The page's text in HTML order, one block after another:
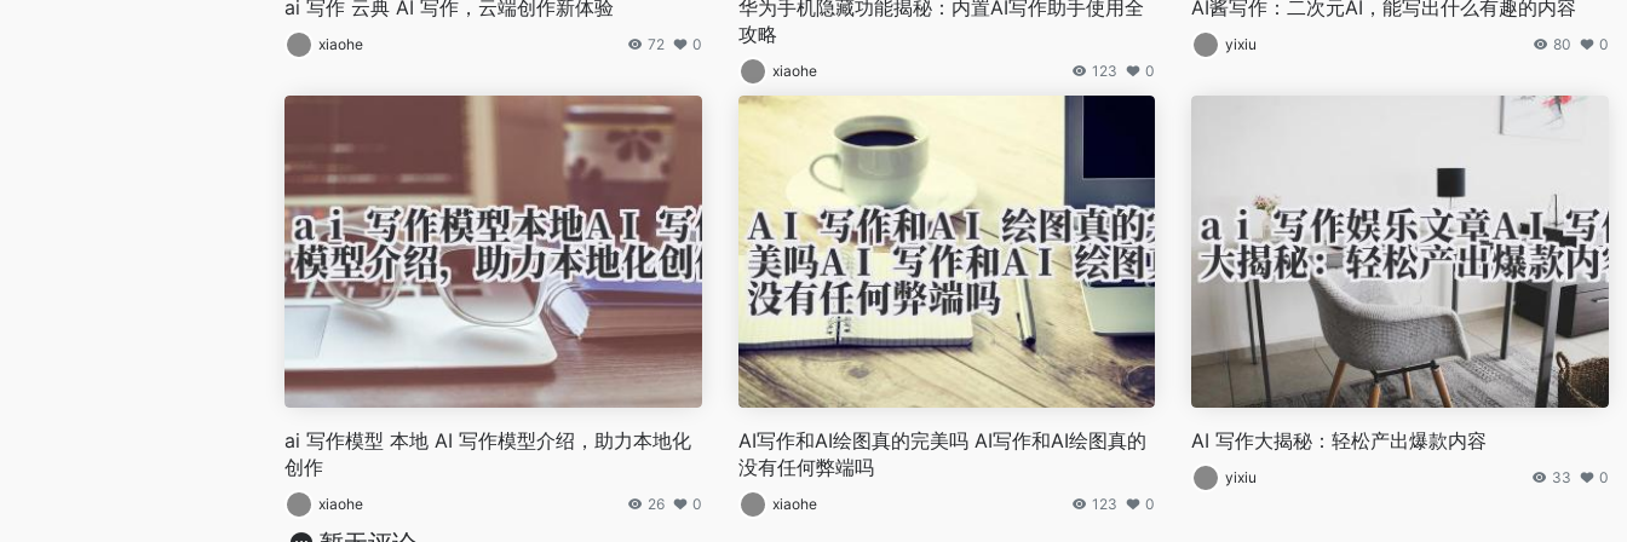
ai 写作 云典 AI 写作，云端创作新体验
xiaohe 72 0
华为手机隐藏功能揭秘：内置AI写作助手使用全
攻略
xiaohe 123 0
AI酱写作：二次元AI，能写出什么有趣的内容
yixiu 80 0
ai 写作模型 本地 AI 写作模型介绍，助力本地化
创作
xiaohe 26 0
AI写作和AI绘图真的完美吗 AI写作和AI绘图真的
没有任何弊端吗
xiaohe 123 0
AI 写作大揭秘：轻松产出爆款内容
yixiu 33 0